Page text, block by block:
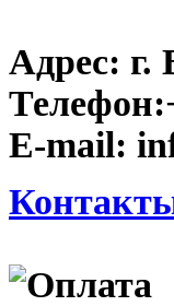
Адрес: г.
Телефон:
E-mail: